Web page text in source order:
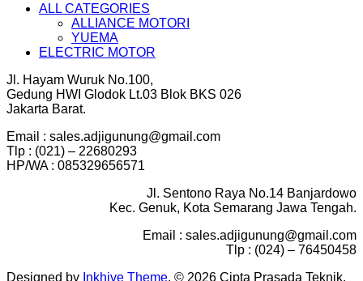
ALL CATEGORIES
ALLIANCE MOTORI
YUEMA
ELECTRIC MOTOR
Jl. Hayam Wuruk No.100,
Gedung HWI Glodok Lt.03 Blok BKS 026
Jakarta Barat.
Email : sales.adjigunung@gmail.com
Tlp : (021) – 22680293
HP/WA : 085329656571
Jl. Sentono Raya No.14 Banjardowo
Kec. Genuk, Kota Semarang Jawa Tengah.
Email : sales.adjigunung@gmail.com
Tlp : (024) – 76450458
Designed by Inkhive Theme. © 2026 Cipta Prasada Teknik.